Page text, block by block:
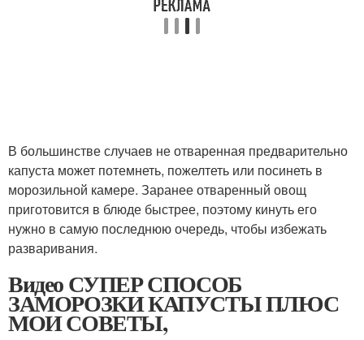
В большинстве случаев не отваренная предварительно
капуста может потемнеть, пожелтеть или посинеть в
морозильной камере. Заранее отваренный овощ
приготовится в блюде быстрее, поэтому кинуть его
нужно в самую последнюю очередь, чтобы избежать
разваривания.
Видео СУПЕР СПОСОБ
ЗАМОРОЗКИ КАПУСТЫ ПЛЮС
МОИ СОВЕТЫ,